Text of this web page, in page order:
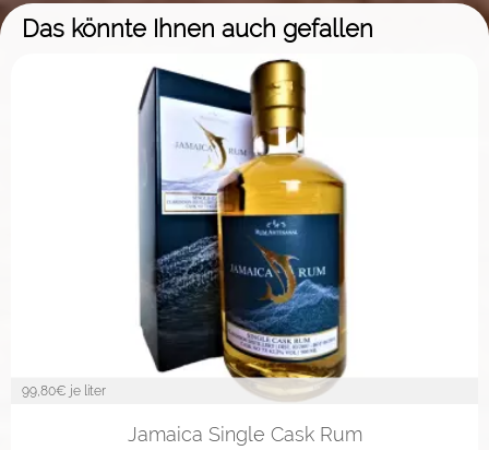
Das könnte Ihnen auch gefallen
99,80€ je liter
Jamaica Single Cask Rum